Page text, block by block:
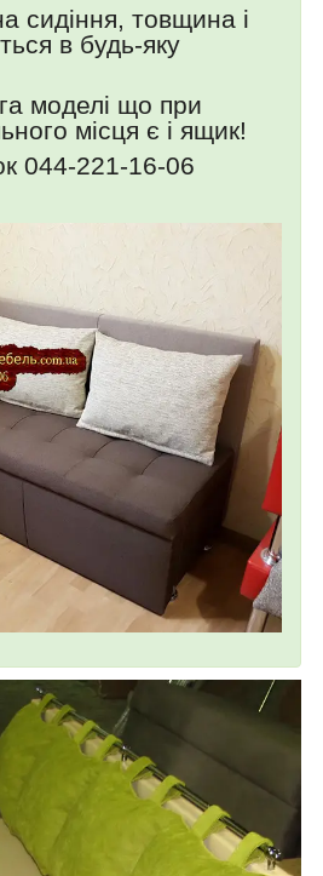
сидіння, товщина і
в будь-яку
моделі що при
місця є і ящик!
044-221-16-06